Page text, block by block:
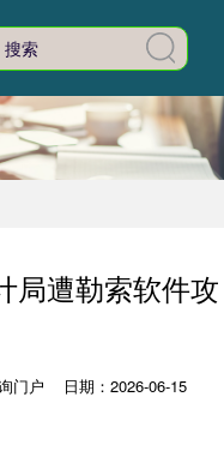
局遭勒索软件攻
门户
日期：2026-06-15